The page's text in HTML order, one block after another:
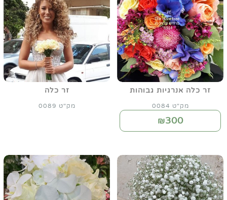
זר כלה אנרגיות גבוהות
מק"ט 0084
₪300
זר כלה
מק"ט 0089